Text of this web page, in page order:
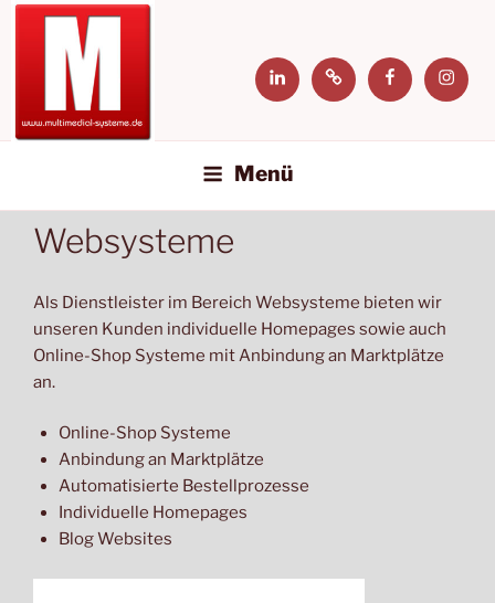
Zum
springen
MULTIMEDIAL-SYSTEME
Wir bieten die Lösungen
Menü
Websysteme
Als Dienstleister im Bereich Websysteme bieten wir
unseren Kunden individuelle Homepages sowie auch
Online-Shop Systeme mit Anbindung an Marktplätze
an.
Online-Shop Systeme
Anbindung an Marktplätze
Automatisierte Bestellprozesse
Individuelle Homepages
Blog Websites
LinkedInXing Facebook